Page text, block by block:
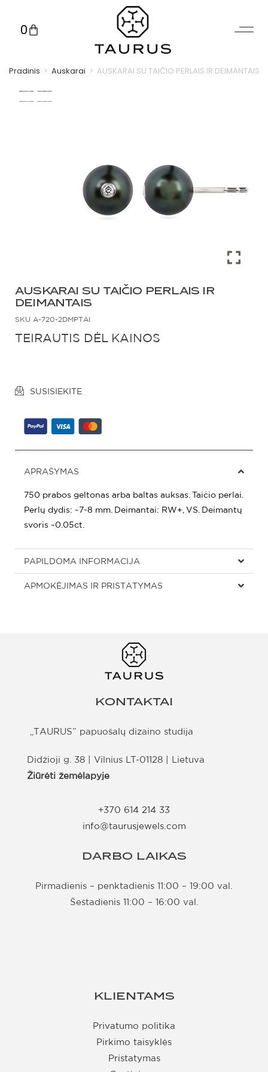
0
Pradinis > Auskarai > AUSKARAI SU TAIČIO PERLAIS IR DEIMANTAIS
AUSKARAI SU TAIČIO PERLAIS IR
DEIMANTAIS
SKU A-720-2DMPTAI
TEIRAUTIS DĖL KAINOS
SUSISIEKITE
APRAŠYMAS
750 prabos geltonas arba baltas auksas. Taičio perlai.
Perlų dydis: ~7-8 mm. Deimantai: RW+, VS. Deimantų
svoris ~0.05ct.
PAPILDOMA INFORMACIJA
APMOKĖJIMAS IR PRISTATYMAS
KONTAKTAI
„TAURUS” papuošalų dizaino studija
Didžioji g. 38 | Vilnius LT-01128 | Lietuva
Žiūrėti žemėlapyje
+370 614 214 33
info@taurusjewels.com
DARBO LAIKAS
Pirmadienis – penktadienis 11:00 – 19:00 val.
Šeštadienis 11:00 – 16:00 val.
KLIENTAMS
Privatumo politika
Pirkimo taisyklės
Pristatymas